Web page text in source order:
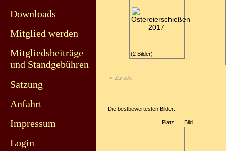
Downloads
Mitglied werden
Mitgliedsbeiträge
und Standgebühren
Satzung
Anfahrt
Impressum
Login
(2 Bilder)
<-Zurück
Die bestbewertesten Bilder:
Platz Bild